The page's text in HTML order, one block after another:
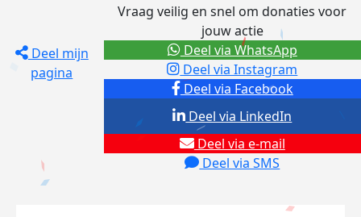
Deel mijn
pagina
Vraag veilig en snel om donaties voor
jouw actie
Deel via Facebook
Deel via Instagram
Deel via e-mail
Deel via SMS
Deel via LinkedIn
Deel via WhatsApp